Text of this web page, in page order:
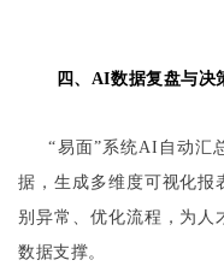
四、AI数据复盘与决
“易面”系统AI自动汇
据，生成多维度可视化报
别异常、优化流程，为人
数据支撑。